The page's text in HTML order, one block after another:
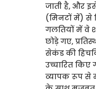
जाती है, और
(मिनटों में) से
गलतियों में वे
छोड़े गए,
सेकंड की
उच्चारित किए
व्यापक रूप से